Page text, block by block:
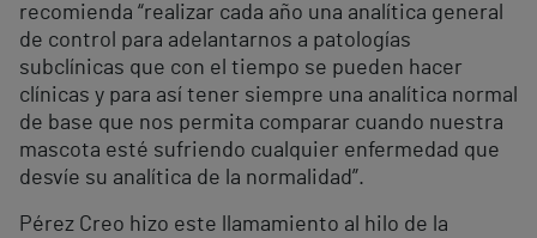
recomienda “realizar cada año una analítica general
de control para adelantarnos a patologías
subclínicas que con el tiempo se pueden hacer
clínicas y para así tener siempre una analítica normal
de base que nos permita comparar cuando nuestra
mascota esté sufriendo cualquier enfermedad que
desvíe su analítica de la normalidad”.
Pérez Creo hizo este llamamiento al hilo de la